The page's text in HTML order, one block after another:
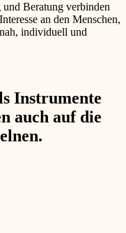
Beratung verbinden
an den Menschen,
individuell und
Instrumente
auch auf die